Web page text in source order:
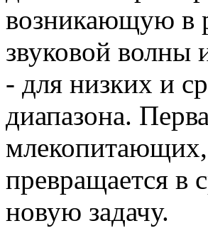
возникающую в
звуковой волны
- для низких и
диапазона.
превращается в
новую задачу.